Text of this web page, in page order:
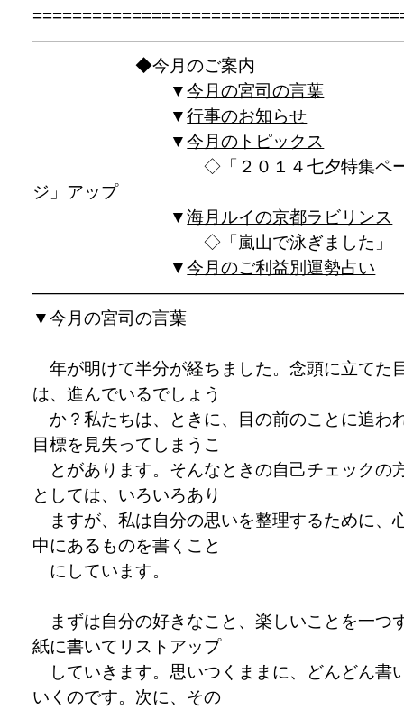
◆今月のご案内
▼今月の宮司の言葉
▼行事のお知らせ
▼今月のトピックス
◇「２０１４七夕特集ペ
ジ」アップ
▼海月ルイの京都ラビリンス
◇「嵐山で泳ぎました
▼今月のご利益別運勢占い
▼今月の宮司の言葉
年が明けて半分が経ちました。念頭に立てた
は、進んでいるでしょう
か？私たちは、ときに、目の前のことに追わ
目標を見失ってしまうこ
とがあります。そんなときの自己チェックの
としては、いろいろあり
ますが、私は自分の思いを整理するために、
中にあるものを書くこと
にしています。
まずは自分の好きなこと、楽しいことを一つ
紙に書いてリストアップ
していきます。思いつくままに、どんどん書
いくのです。次に、その